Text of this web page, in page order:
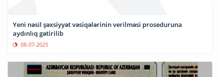
Yeni nəsil şəxsiyyət vəsiqələrinin verilməsi proseduruna
aydınlıq gətirilib
08-07-2025